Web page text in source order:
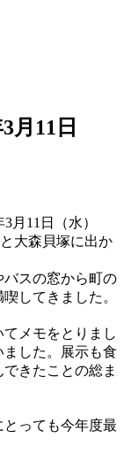
月11日
月11日（水）
大森貝塚に出か
スの窓から町の
してきました。
メモをとりまし
した。展示も食
きたことの総ま
っても今年度最